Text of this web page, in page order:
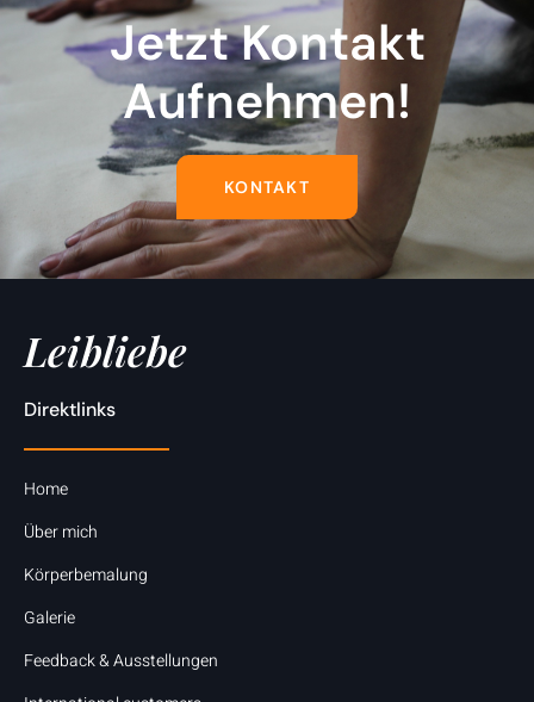
Jetzt Kontakt
Aufnehmen!
KONTAKT
Leibliebe
Direktlinks
Home
Über mich
Körperbemalung
Galerie
Feedback & Ausstellungen